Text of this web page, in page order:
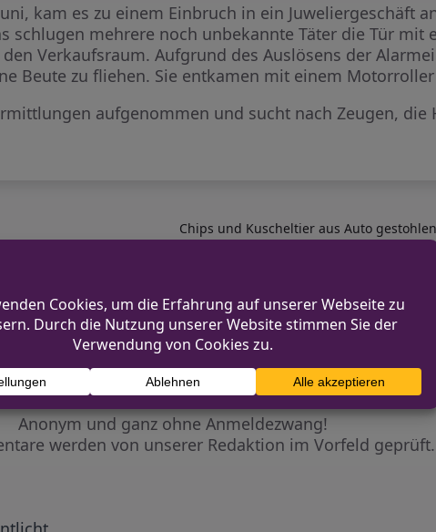
kam es zu einem Einbruch in ein Juweliergeschäft
schlugen mehrere noch unbekannte Täter die Tür mit
Verkaufsraum. Aufgrund des Auslösens der
Beute zu fliehen. Sie entkamen mit einem
aufgenommen und sucht nach Zeugen, die
Chips und Kuscheltier aus Auto
mit!
Anonym und ganz ohne Anmeldezwang!
werden von unserer Redaktion im Vorfeld geprüft.